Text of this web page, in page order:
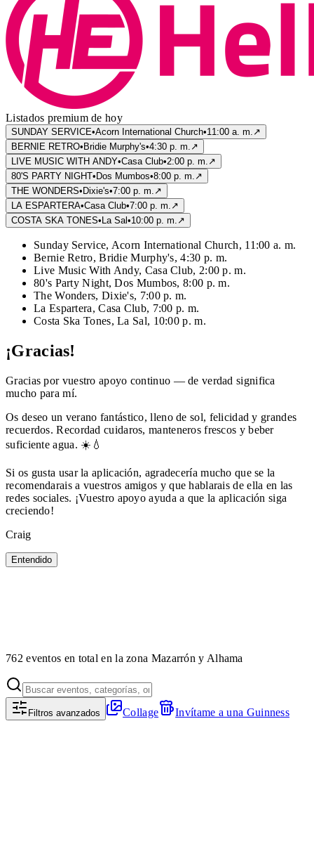
Listados premium de hoy
SUNDAY SERVICE•Acorn International Church•11:00 a. m. ↗
BERNIE RETRO• Bridie Murphy's•4:30 p. m. ↗
LIVE MUSIC WITH ANDY•Casa Club•2:00 p. m. ↗
80'S PARTY NIGHT• Dos Mumbos•8:00 p. m. ↗
THE WONDERS• Dixie's•7:00 p. m. ↗
LA ESPARTERA•Casa Club•7:00 p. m. ↗
COSTA SKA TONES• La Sal •10:00 p. m. ↗
Sunday Service, Acorn International Church, 11:00 a. m.
Bernie Retro,Bridie Murphy's,4:30 p. m.
Live Music With Andy, Casa Club, 2:00 p. m.
80's Party Night,Dos Mumbos,8:00 p. m.
The Wonders, Dixie's, 7:00 p. m.
La Espartera,Casa Club, 7:00 p. m.
Costa Ska Tones,La Sal, 10:00 p. m.
¡Gracias!
Gracias por vuestro apoyo continuo — de verdad significa
mucho para mí.
Os deseo un verano fantástico, lleno de sol, felicidad y grandes
recuerdos. Recordad cuidaros, manteneros frescos y beber
suficiente agua. ☀️💧
Si os gusta usar la aplicación, agradecería mucho que se la
recomendarais a vuestros amigos y que hablarais de ella en las
redes sociales. ¡Vuestro apoyo ayuda a que la aplicación siga
creciendo!
Craig
Entendido
762 eventos en total en la zona Mazarrón y Alhama
Filtros avanzados Collage Invítame a una Guinness